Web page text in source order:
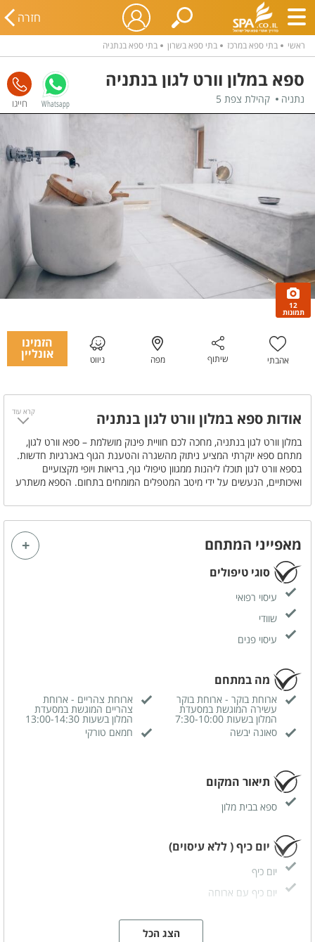
חזרה
ראשי בתי ספא במרכז בתי ספא בשרון בתי ספא בנתניה
ספא במלון וורט לגון בנתניה
נתניה קהילת צפת 5 Whatsapp
12
תמונות
אהבתי שיתוף מפה ניווט
הזמינו
אונליין
אודות ספא במלון וורט לגון בנתניה
במלון וורט לגון בנתניה, מחכה לכם חוויית פינוק מושלמת – ספא וורט לגון,
מתחם ספא יוקרתי המציע ניתוק מהשגרה והטענת הגוף באנרגיות חדשות.
בספא וורט לגון תוכלו ליהנות ממגוון טיפולי גוף, בריאות ויופי מקצועיים
ואיכותיים, הנעשים על ידי מיטב המטפלים המומחים בתחום. הספא משתרע
המבטיחים חוויית טיפול אינטימית ומרגיעה.
גולת הכותרת של הספא היא החמאם הטורקי המרהיב, הבנוי מאבנים ושיש,
בו תוכלו להתפנק בעיסויים מרגיעים, קרצוף ופילינג מפנקים. בנוסף, המתחם
כולל סאונה יבשה מפנקת וחדר כושר מקצועי ומאובזר, המאפשר לכם לשלב
את הטיפולים עם פעילות גופנית.
ספא וורט לגון בנתניה מזמין אתכם ליהנות מחוויית ספא בלתי נשכחת,
המבטיחה רוגע, התחדשות ופינוק ברמה הגבוהה ביותר.
קרא עוד
מאפייני המתחם
סוגי טיפולים
עיסוי רפואי
שוודי
עיסוי פנים
מה במתחם
ארוחת בוקר - ארוחת בוקר
עשירה המוגשת במסעדת
המלון בשעות 7:30-10:00
ארוחת צהריים - ארוחת
צהריים המוגשת במסעדת
המלון בשעות 13:00-14:30
סאונה יבשה
חמאם טורקי
תיאור המקום
ספא בבית מלון
יום כיף ( ללא עיסוים)
יום כיף
יום כיף עם ארוחה
הצג הכל